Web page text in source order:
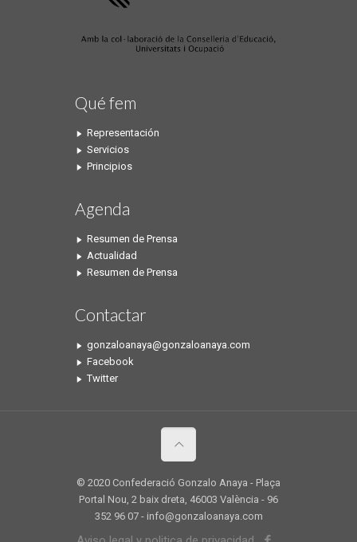
Qué fem
Representación
Servicios
Principios
Agenda
Resumen de Prensa
Actualidad
Resumen de Prensa
Contactar
gonzaloanaya@gonzaloanaya.com
Facebook
Twitter
© 2020 Confederació Gonzalo Anaya - Plaça
Portal Nou, 2 baix dreta, 46003 València - 96
352 96 07 - info@gonzaloanaya.com